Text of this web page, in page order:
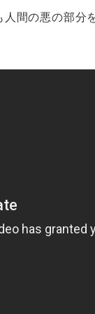
間の悪の部分